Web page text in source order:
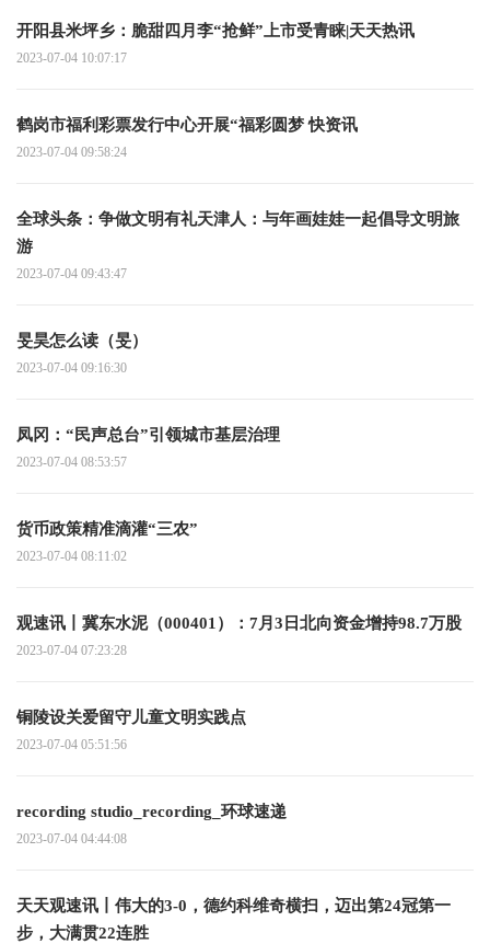
开阳县米坪乡：脆甜四月李“抢鲜”上市受青睐|天天热讯
2023-07-04 10:07:17
鹤岗市福利彩票发行中心开展“福彩圆梦 快资讯
2023-07-04 09:58:24
全球头条：争做文明有礼天津人：与年画娃娃一起倡导文明旅
游
2023-07-04 09:43:47
旻昊怎么读（旻）
2023-07-04 09:16:30
凤冈：“民声总台”引领城市基层治理
2023-07-04 08:53:57
货币政策精准滴灌“三农”
2023-07-04 08:11:02
观速讯丨冀东水泥（000401）：7月3日北向资金增持98.7万股
2023-07-04 07:23:28
铜陵设关爱留守儿童文明实践点
2023-07-04 05:51:56
recording studio_recording_环球速递
2023-07-04 04:44:08
天天观速讯丨伟大的3-0，德约科维奇横扫，迈出第24冠第一
步，大满贯22连胜